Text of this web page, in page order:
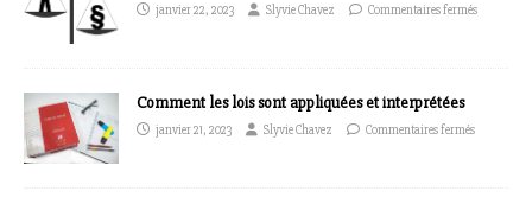
janvier 22, 2023 Slyvie Chavez Commentaires fermés
Comment les lois sont appliquées et interprétées
janvier 21, 2023 Slyvie Chavez Commentaires fermés